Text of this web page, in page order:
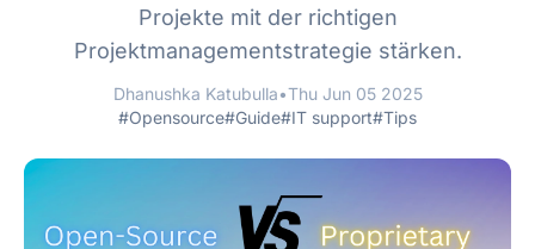
Projekte mit der richtigen
Projektmanagementstrategie stärken.
Dhanushka Katubulla•Thu Jun 05 2025
#Opensource#Guide#IT support#Tips